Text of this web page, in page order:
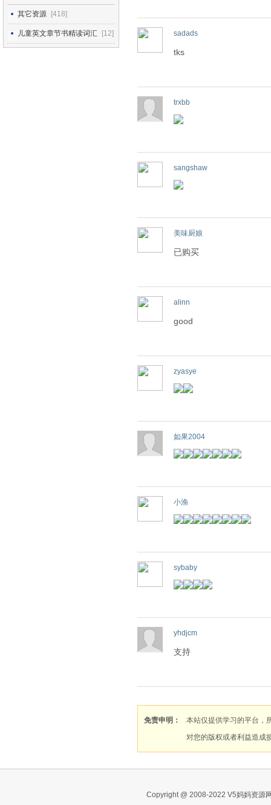
其它资源 [418]
儿童英文章节书精读词汇 [12] sadads
tks
trxbb
sangshaw
美味厨娘
已购买
alinn
good
zyasye
如果2004
小渔
sybaby
yhdjcm
支持
免责申明：
本站仅提供学习的平台，
对您的版权或者利益造成
Copyright @ 2008-2022 V5妈妈资源